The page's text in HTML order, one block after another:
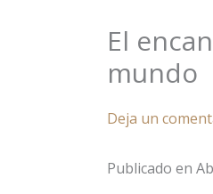
El
mundo
Deja un
Publicado en